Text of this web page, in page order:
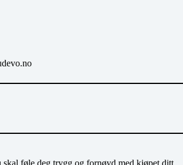
føle deg trygg og fornøyd med kjøpet ditt.